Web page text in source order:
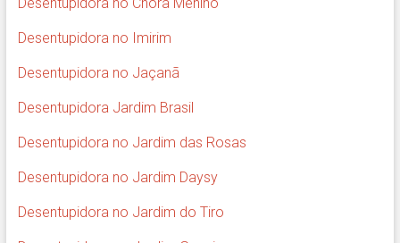
Desentupidora no Imirim
Desentupidora no Jaçanã
Desentupidora Jardim Brasil
Desentupidora no Jardim das Rosas
Desentupidora no Jardim Daysy
Desentupidora no Jardim do Tiro